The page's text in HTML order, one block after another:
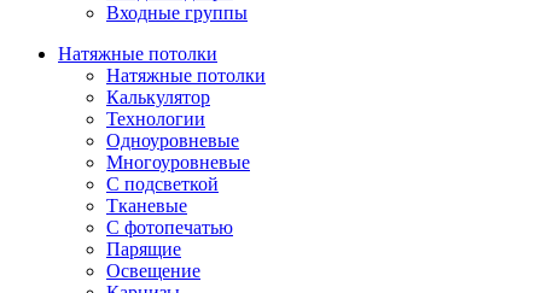
Натяжные потолки
Натяжные потолки
Калькулятор
Технологии
Одноуровневые
Многоуровневые
С подсветкой
Тканевые
С фотопечатью
Парящие
Освещение
Карнизы